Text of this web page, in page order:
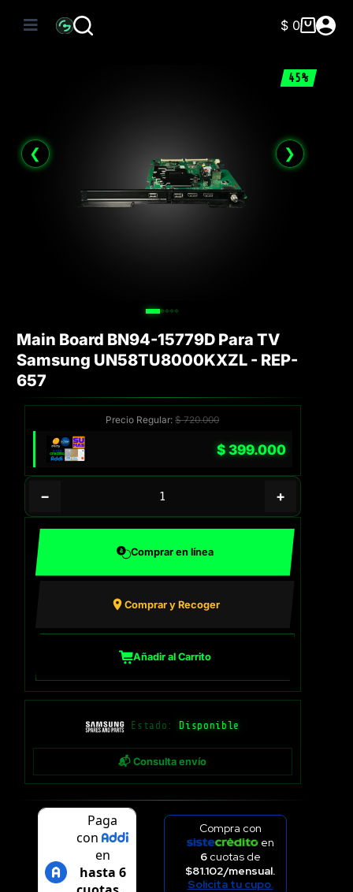
Carro
$0
45%
❮ ❯
Main Board BN94-15779D Para TV
Samsung UN58TU8000KXZL - REP-
657
Precio Regular:$720.000
$399.000
− +
Comprar en línea
Comprar y Recoger
Añadir al Carrito
Estado: Disponible
📬 Consulta envío
Compra con
en
6cuotas de
$81.102/mensual.
Solicita tu cupo.